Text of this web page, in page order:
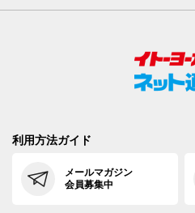
利用方法ガイド
メールマガジン
会員募集中